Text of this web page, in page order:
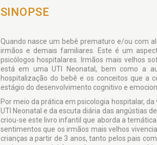
SINOPSE
Quando nasce um bebê prematuro e/ou com
irmãos e demais familiares. Este é um
psicólogos hospitalares. Irmãos mais velhos
está em uma UTI Neonatal, bem como a
hospitalização do bebê e os conceitos que a
estágio do desenvolvimento cognitivo e
Por meio da prática em psicologia hospitalar,
UTI Neonatal e da escuta diária das angústias
criou-se este livro infantil que aborda a
sentimentos que os irmãos mais velhos
crianças a partir de 3 anos, tanto pelos pais